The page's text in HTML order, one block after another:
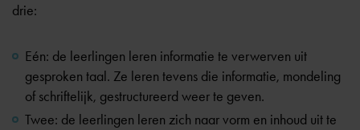
drie:
Eén: de leerlingen leren informatie te verwerven uit
gesproken taal. Ze leren tevens die informatie, mondeling
of schriftelijk, gestructureerd weer te geven.
Twee: de leerlingen leren zich naar vorm en inhoud uit te